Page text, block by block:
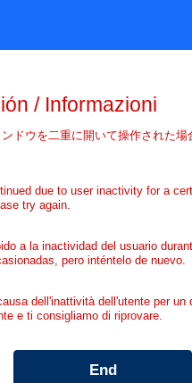
/ Informazioni
ドウを二重に開いて操作された
due to user inactivity for a
try again.
a la inactividad del usuario
pero inténtelo de nuevo.
dell'inattività dell'utente per
e ti consigliamo di riprovare.